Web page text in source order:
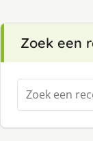
Zoek een
Zoeken
naar: